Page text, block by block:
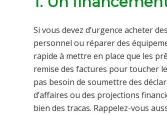
Si vous devez d’urgence acheter
personnel ou réparer des
rapide à mettre en place que les
remise des factures pour toucher
pas besoin de soumettre des
d’affaires ou des projections
bien des tracas. Rappelez-vous